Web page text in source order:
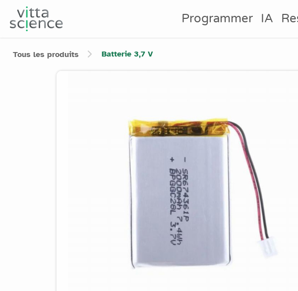
Programmer IA
Tous les produits Batterie 3,7 V